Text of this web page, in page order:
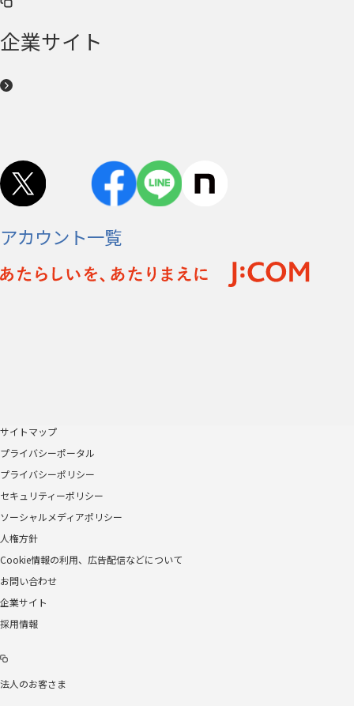
企業サイト
アカウント一覧
サイトマップ
プライバシーポータル
プライバシーポリシー
セキュリティーポリシー
ソーシャルメディアポリシー
人権方針
Cookie情報の利用、広告配信などについて
お問い合わせ
企業サイト
採用情報
法人のお客さま